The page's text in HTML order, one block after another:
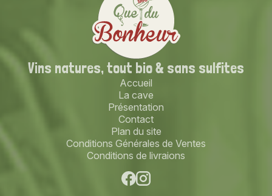
Vins natures, tout bio& sans sulfites
Accueil
La cave
Présentation
Contact
Plan du site
Conditions Générales de Ventes
Conditions de livraions